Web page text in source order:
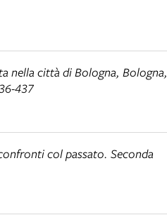
nella città di Bologna, Bologna,
437
col passato. Seconda